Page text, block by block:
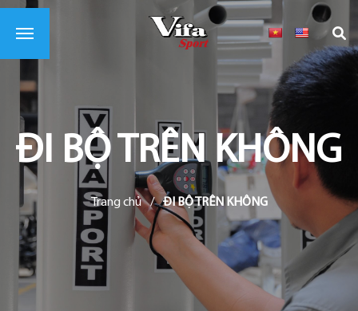
ĐI BỘ TRÊN KHÔNG
Trang chủ / ĐI BỘ TRÊN KHÔNG